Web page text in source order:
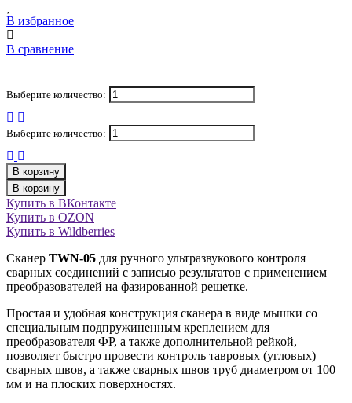
В избранное
В сравнение
Выберите количество:
Выберите количество:
В корзину
В корзину
Купить в ВКонтакте
Купить в OZON
Купить в Wildberries
Сканер TWN-05 для ручного ультразвукового контроля
сварных соединений с записью результатов с применением
преобразователей на фазированной решетке.
Простая и удобная конструкция сканера в виде мышки со
специальным подпружиненным креплением для
преобразователя ФР, а также дополнительной рейкой,
позволяет быстро провести контроль тавровых (угловых)
сварных швов, а также сварных швов труб диаметром от 100
мм и на плоских поверхностях.